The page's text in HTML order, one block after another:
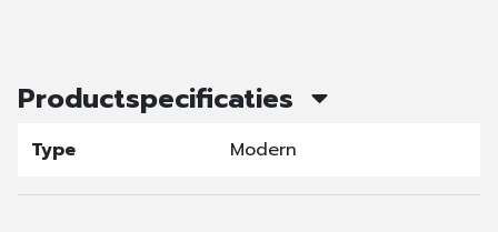
Productspecificaties
Type Modern